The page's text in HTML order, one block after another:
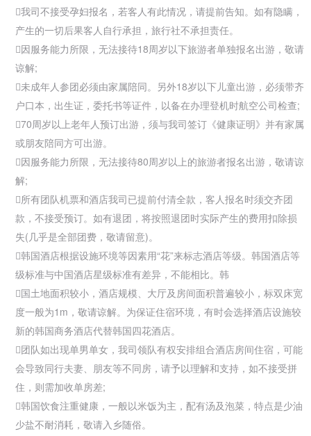
我司不接受孕妇报名，若客人有此情况，请提前告知。如有隐瞒，
产生的一切后果客人自行承担，旅行社不承担责任。
因服务能力所限，无法接待18周岁以下旅游者单独报名出游，敬请
谅解;
未成年人参团必须由家属陪同。另外18岁以下儿童出游，必须带齐
户口本，出生证，委托书等证件，以备在办理登机时航空公司检查;
70周岁以上老年人预订出游，须与我司签订《健康证明》并有家属
或朋友陪同方可出游。
因服务能力所限，无法接待80周岁以上的旅游者报名出游，敬请谅
解;
所有团队机票和酒店我司已提前付清全款，客人报名时须交齐团
款，不接受预订。如有退团，将按照退团时实际产生的费用扣除损
失(几乎是全部团费，敬请留意)。
韩国酒店根据设施环境等因素用“花”来标志酒店等级。韩国酒店等
级标准与中国酒店星级标准有差异，不能相比。韩
国土地面积较小，酒店规模、大厅及房间面积普遍较小，标双床宽
度一般为1m，敬请谅解。为保证住宿环境，有时会选择酒店设施较
新的韩国商务酒店代替韩国四花酒店。
团队如出现单男单女，我司领队有权安排组合酒店房间住宿，可能
会导致同行夫妻、朋友等不同房，请予以理解和支持，如不接受拼
住，则需加收单房差;
韩国饮食注重健康，一般以米饭为主，配有汤及泡菜，特点是少油
少盐不耐消耗，敬请入乡随俗。